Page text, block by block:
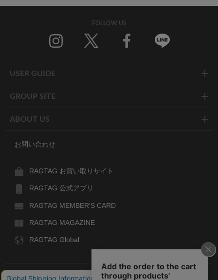
FOLLOW US
USER GUIDE
GROUP SITE
ABOUT US
お問い合わせ
RAGTAG お買い取りサイト
RAGTAG 公式アプリ
RAGTAG MEMBER'S CARD
RAGTAG MAGAZINE
RAGTAG Global